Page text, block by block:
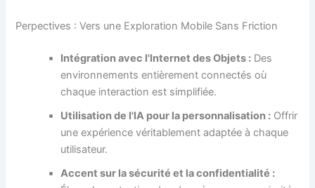
Perpectives : Vers une Exploration Mobile Sans Friction
Intégration avec l'Internet des Objets : Des
environnements entièrement connectés où
chaque interaction est simplifiée.
Utilisation de l'IA pour la personnalisation : Offrir
une expérience véritablement adaptée à chaque
utilisateur.
Accent sur la sécurité et la confidentialité :